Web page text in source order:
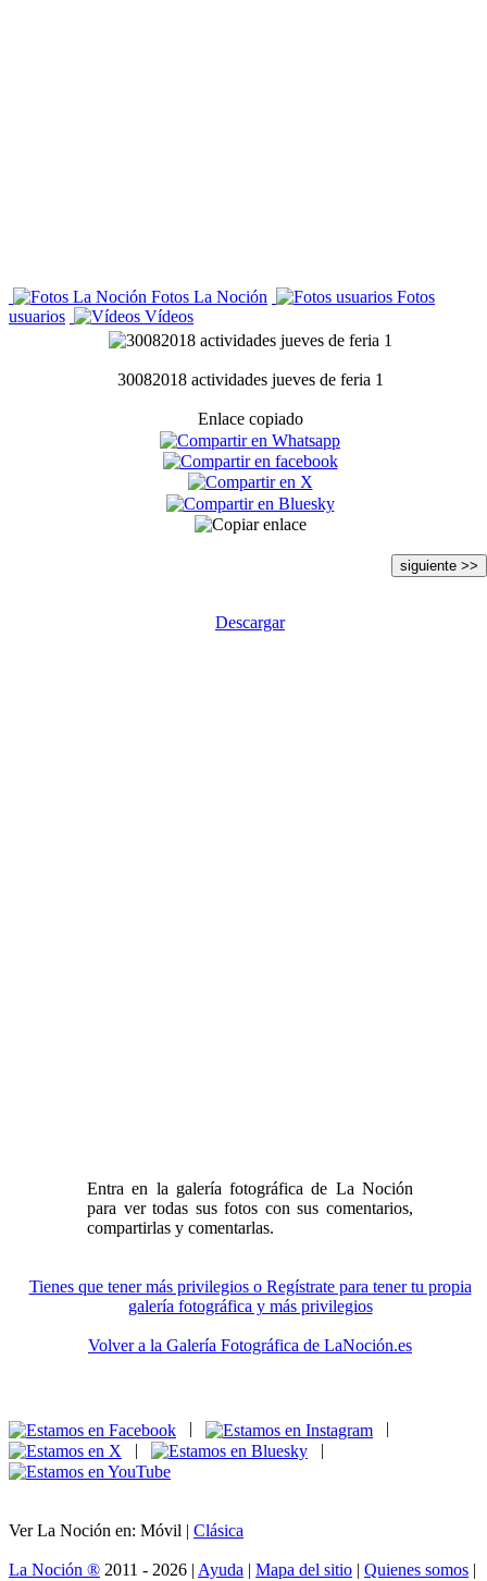
Fotos La Noción
Fotos
usuarios
Vídeos
30082018 actividades jueves de feria 1
Enlace copiado
siguiente >>
Descargar
Entra en la galería fotográfica de La Noción
para ver todas sus fotos con sus comentarios,
compartirlas y comentarlas.
Tienes que tener más privilegios o Regístrate para tener tu propia
galería fotográfica y más privilegios
Volver a la Galería Fotográfica de LaNoción.es
|
|
|
|
Ver La Noción en: Móvil | Clásica
La Noción ® 2011 - 2026 | Ayuda | Mapa del sitio | Quienes somos |